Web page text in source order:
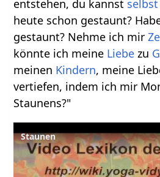
entstehen, du kannst selbst
heute schon gestaunt?
gestaunt? Nehme ich mir
könnte ich meine Liebe zu
meinen Kindern, meine
vertiefen, indem ich mir
Staunens?"
Staunen